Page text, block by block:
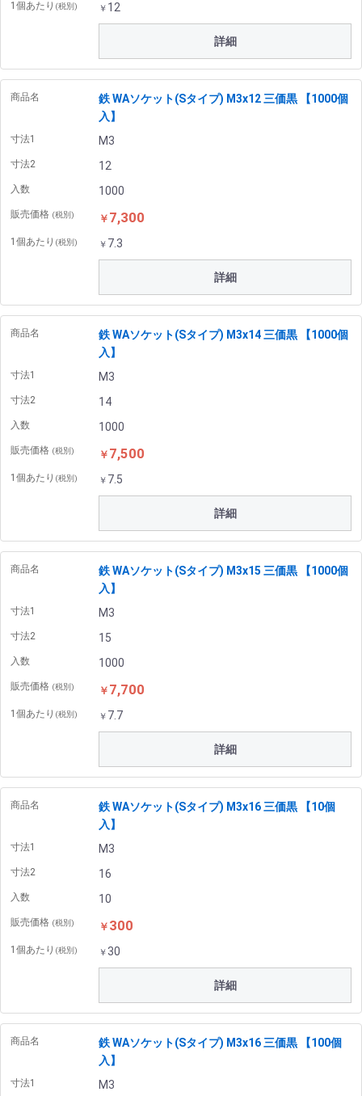
1個あたり (税別) ￥ 12
詳細
商品名
鉄 WAソケット(Sタイプ) M3x12 三価黒 【1000個
入】
寸法1 M3
寸法2 12
入数 1000
販売価格 (税別) ￥ 7,300
1個あたり (税別) ￥ 7.3
詳細
商品名
鉄 WAソケット(Sタイプ) M3x14 三価黒 【1000個
入】
寸法1 M3
寸法2 14
入数 1000
販売価格 (税別) ￥ 7,500
1個あたり (税別) ￥ 7.5
詳細
商品名
鉄 WAソケット(Sタイプ) M3x15 三価黒 【1000個
入】
寸法1 M3
寸法2 15
入数 1000
販売価格 (税別) ￥ 7,700
1個あたり (税別) ￥ 7.7
詳細
商品名
鉄 WAソケット(Sタイプ) M3x16 三価黒 【10個
入】
寸法1 M3
寸法2 16
入数 10
販売価格 (税別) ￥ 300
1個あたり (税別) ￥ 30
詳細
商品名
鉄 WAソケット(Sタイプ) M3x16 三価黒 【100個
入】
寸法1 M3